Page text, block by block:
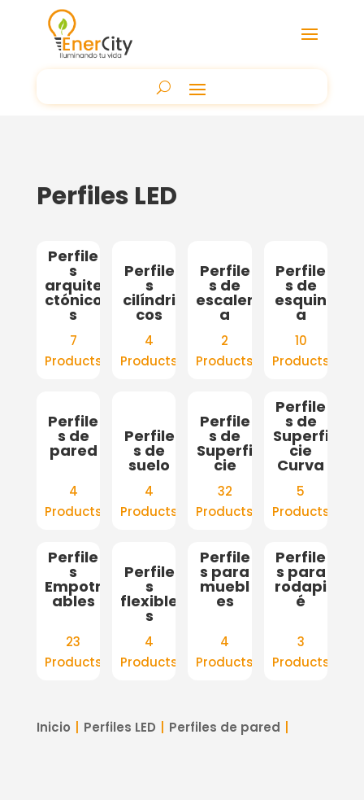
Perfiles LED
Perfile
s
arquite
ctónico
s
7
Products
Perfile
s
cilíndri
cos
4
Products
Perfile
s de
escaler
a
2
Products
Perfile
s de
esquin
a
10
Products
Perfile
s de
pared
4
Products
Perfile
s de
suelo
4
Products
Perfile
s de
Superfi
cie
32
Products
Perfile
s de
Superfi
cie
Curva
5
Products
Perfile
s
Empotr
ables
23
Products
Perfile
s
flexible
s
4
Products
Perfile
s para
muebl
es
4
Products
Perfile
s para
rodapi
é
3
Products
Inicio Perfiles LED Perfiles de pared